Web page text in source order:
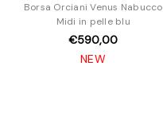
Borsa Orciani Venus Nabucco
Midi in pelle blu
€590,00
NEW